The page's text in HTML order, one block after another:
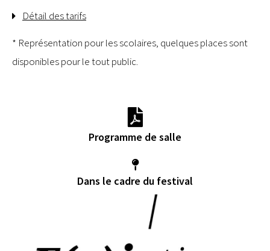
Détail des tarifs
* Représentation pour les scolaires, quelques places sont
disponibles pour le tout public.
Programme de salle
Dans le cadre du festival